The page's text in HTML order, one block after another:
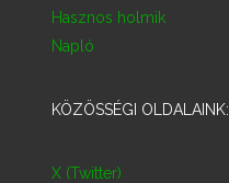
Hasznos holmik
Napló
KÖZÖSSÉGI OLDALAINK:
X (Twitter)